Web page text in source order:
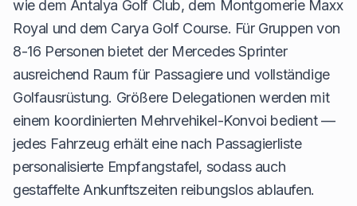
wie dem Antalya Golf Club, dem Montgomerie Maxx
Royal und dem Carya Golf Course. Für Gruppen von
8-16 Personen bietet der Mercedes Sprinter
ausreichend Raum für Passagiere und vollständige
Golfausrüstung. Größere Delegationen werden mit
einem koordinierten Mehrvehikel-Konvoi bedient —
jedes Fahrzeug erhält eine nach Passagierliste
personalisierte Empfangstafel, sodass auch
gestaffelte Ankunftszeiten reibungslos ablaufen.